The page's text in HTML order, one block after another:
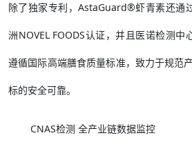
除了独家专利，AstaGuard®虾青素还通
洲NOVEL FOODS认证，并且医诺检测中
遵循国际高端膳食质量标准，致力于规范
标的安全可靠。
CNAS检测 全产业链数据监控